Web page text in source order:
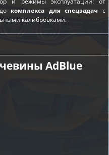
комплекса для спецзадач с
калибровками.
AdBlue